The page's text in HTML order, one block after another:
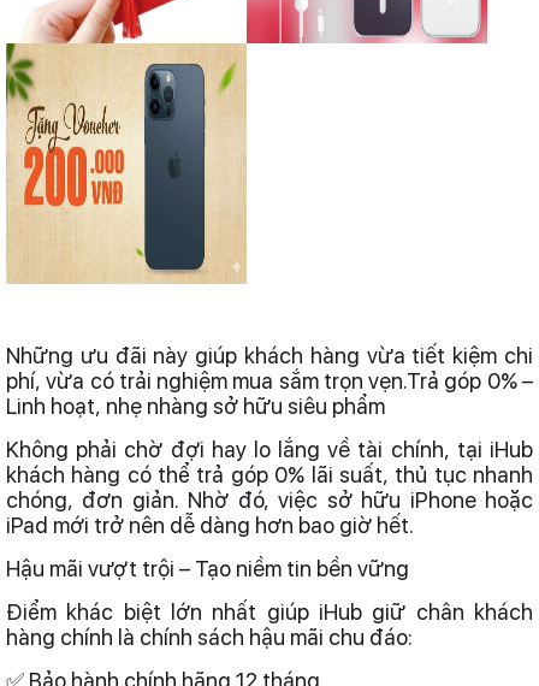
Những ưu đãi này giúp khách hàng vừa tiết kiệm chi
phí, vừa có trải nghiệm mua sắm trọn vẹn.Trả góp 0% –
Linh hoạt, nhẹ nhàng sở hữu siêu phẩm
Không phải chờ đợi hay lo lắng về tài chính, tại iHub
khách hàng có thể trả góp 0% lãi suất, thủ tục nhanh
chóng, đơn giản. Nhờ đó, việc sở hữu iPhone hoặc
iPad mới trở nên dễ dàng hơn bao giờ hết.
Hậu mãi vượt trội – Tạo niềm tin bền vững
Điểm khác biệt lớn nhất giúp iHub giữ chân khách
hàng chính là chính sách hậu mãi chu đáo:
✅ Bảo hành chính hãng 12 tháng